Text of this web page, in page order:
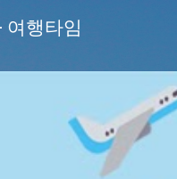
행타임